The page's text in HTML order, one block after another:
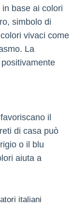
base ai colori
simbolo di
vivaci come
La
il
di casa può
o il blu
aiuta a
italiani